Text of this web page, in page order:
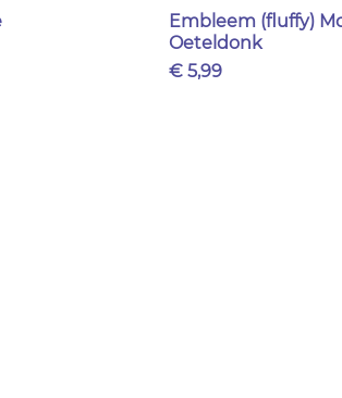
Embleem (fluffy)
Oeteldonk
Prijs
€ 5,99